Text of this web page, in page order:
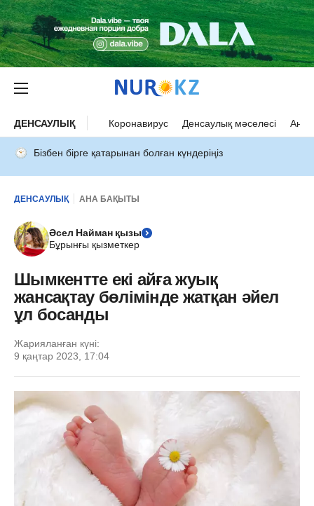
ДЕНСАУЛЫҚ Коронавирус Денсаулық мәселесі Ана
Бізбен бірге қатарынан болған күндеріңіз
ДЕНСАУЛЫҚ АНА БАҚЫТЫ
Әсел Найман қызы
Бұрынғы қызметкер
Шымкентте екі айға жуық
жансақтау бөлімінде жатқан әйел
ұл босанды
Жарияланған күні:
9 қаңтар 2023, 17:04